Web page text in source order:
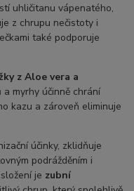
uhličitanu vápenatého,
z chrupu nečistoty i
také podporuje
z Aloe vera a
myrhy účinně chrání
kazu a zároveň eliminuje
účinky, zklidňuje
podrážděním i
je zubní